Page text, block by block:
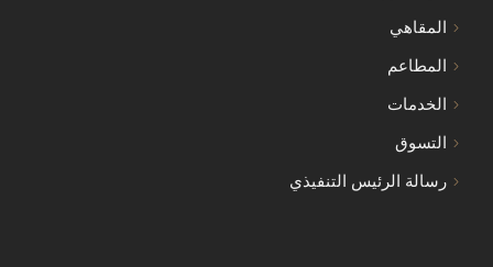
المقاهي
المطاعم
الخدمات
التسوق
رسالة الرئيس التنفيذي